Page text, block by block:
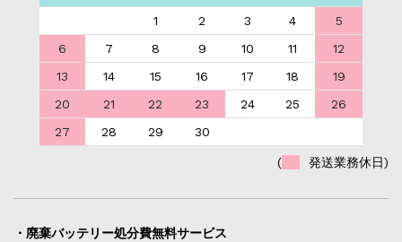
1 2 3 4
5
6
7 8 9 10 11
12
13
14 15 16 17 18
19
20
21 22 23 24 25
26
27
28 29 30
( 発送業務休日)
・廃棄バッテリー処分費無料サービス